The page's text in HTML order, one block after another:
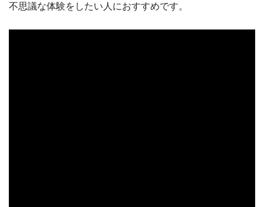
不思議な体験をしたい人におすすめです。